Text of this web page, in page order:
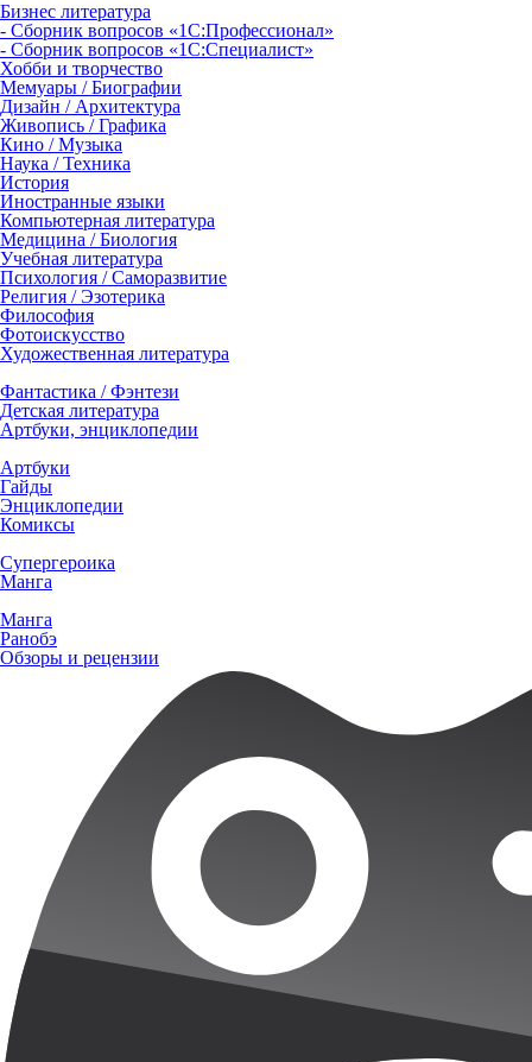
Бизнес литература
- Сборник вопросов «1С:Профессионал»
- Сборник вопросов «1С:Специалист»
Хобби и творчество
Мемуары / Биографии
Дизайн / Архитектура
Живопись / Графика
Кино / Музыка
Наука / Техника
История
Иностранные языки
Компьютерная литература
Медицина / Биология
Учебная литература
Психология / Саморазвитие
Религия / Эзотерика
Философия
Фотоискусство
Художественная литература
Фантастика / Фэнтези
Детская литература
Артбуки, энциклопедии
Артбуки
Гайды
Энциклопедии
Комиксы
Супергероика
Манга
Манга
Ранобэ
Обзоры и рецензии